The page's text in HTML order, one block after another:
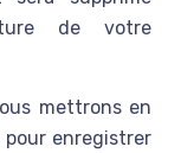
de votre
mettrons en
pour enregistrer